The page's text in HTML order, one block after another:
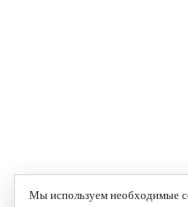
Мы используем необходимые